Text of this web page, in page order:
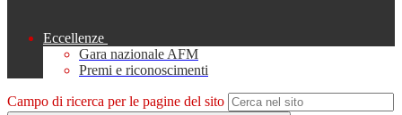
Eccellenze
Gara nazionale AFM
Premi e riconoscimenti
Campo di ricerca per le pagine del sito